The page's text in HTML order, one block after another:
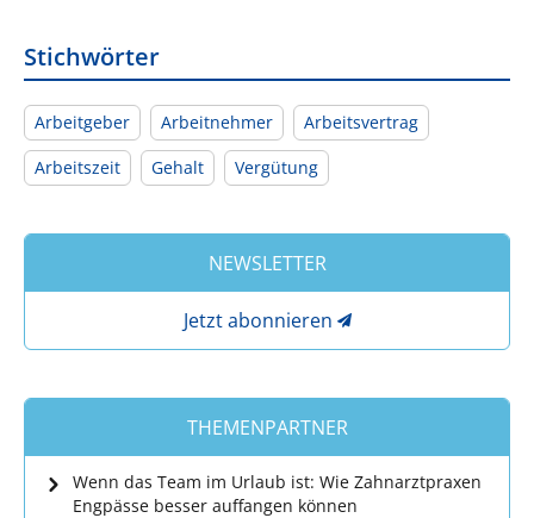
Stichwörter
Arbeitgeber Arbeitnehmer
Arbeitsvertrag
Arbeitszeit
Gehalt Vergütung
NEWSLETTER
Jetzt abonnieren
THEMENPARTNER
Wenn das Team im Urlaub ist: Wie Zahnarztpraxen
Engpässe besser auffangen können